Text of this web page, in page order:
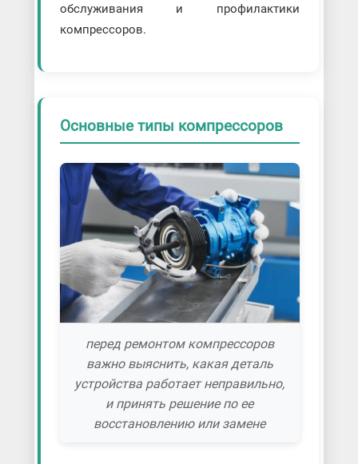
обслуживания и профилактики
компрессоров.
Основные типы компрессоров
перед ремонтом компрессоров
важно выяснить, какая деталь
устройства работает неправильно,
и принять решение по ее
восстановлению или замене